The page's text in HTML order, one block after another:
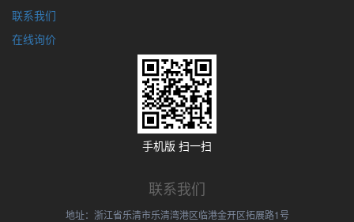
联系我们
在线询价
手机版 扫一扫
联系我们
地址：浙江省乐清市乐清湾港区临港金开区拓展路1号